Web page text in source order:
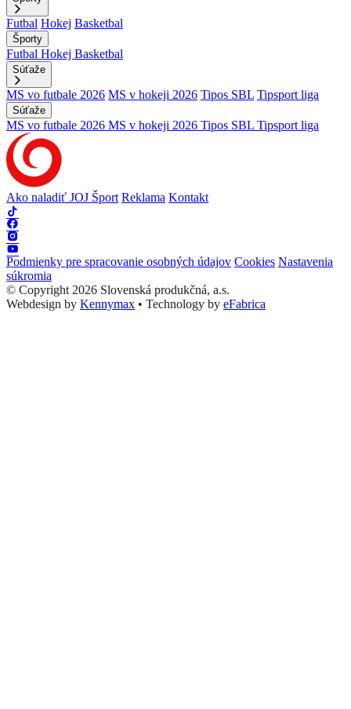
Futbal Hokej Basketbal
Športy
Futbal Hokej Basketbal
Súťaže
MS vo futbale 2026 MS v hokeji 2026 Tipos SBL Tipsport liga
Súťaže
MS vo futbale 2026 MS v hokeji 2026 Tipos SBL Tipsport liga
Ako naladiť JOJ Šport Reklama Kontakt
Podmienky pre spracovanie osobných údajov Cookies Nastavenia
súkromia
© Copyright 2026 Slovenská produkčná, a.s.
Webdesign by Kennymax • Technology by eFabrica